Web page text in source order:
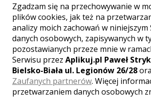
JASIONKA
LOKALE WESELNE Z MIASTA
Zgadzam się na przechowywanie w
plików cookies, jak też na
analizy moich zachowań w niniejszym
danych osobowych, zapisywanych w
pozostawianych przeze mnie w
Serwisu przez Aplikuj.pl Paweł
Bielsko-Biała ul. Legionów 26/28
Zaufanych partnerów. Więcej
przetwarzaniem danych osobowych